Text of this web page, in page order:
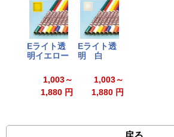
Eライト透
明イエロー
1,003～
1,880 円
Eライト透
明 白
1,003～
1,880 円